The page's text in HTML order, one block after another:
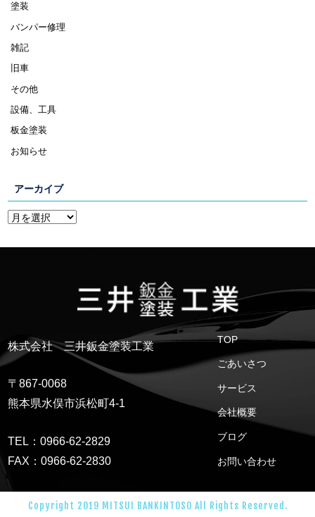
塗装
バンパー修理
雑記
旧車
その他
設備、工具
板金塗装
お知らせ
アーカイブ
株式会社 三井鈑金塗装工業
〒867-0068
熊本県水俣市浜松町4-1
TEL：0966-62-2829
FAX：0966-62-2830
TOP
ごあいさつ
サービス
会社概要
ブログ
お問い合わせ
Copyright 2019 MITSUI BANKINTOSO All Rights Reserved.